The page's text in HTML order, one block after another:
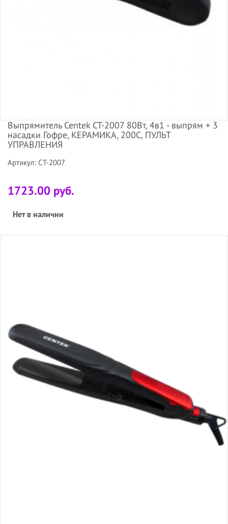
Выпрямитель Centek CT-2007 80Вт, 4в1 - выпрям + 3
насадки Гофре, КЕРАМИКА, 200C, ПУЛЬТ
УПРАВЛЕНИЯ
Артикул: CT-2007
1723.00 руб.
Нет в наличии